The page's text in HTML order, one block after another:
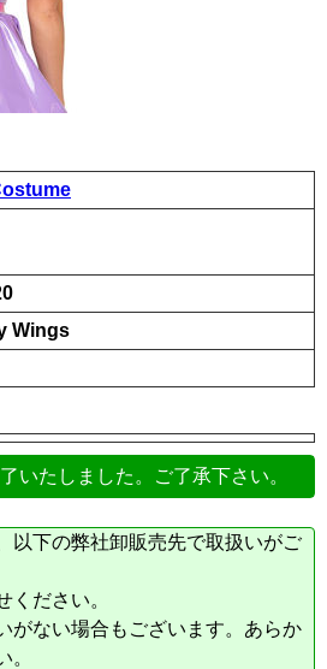
Wings
いたしました。ご了承下さい。
以下の弊社卸販売先で取扱いがご
ください。
がない場合もございます。あらか
。